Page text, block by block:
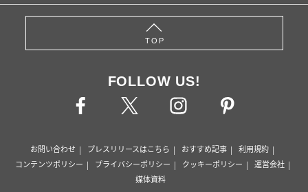
TOP
FOLLOW US!
お問い合わせ プレスリリースはこちら おすすめ記事
利用規約
コンテンツポリシー
プライバシーポリシー クッキーポリシー
運営会社
媒体資料